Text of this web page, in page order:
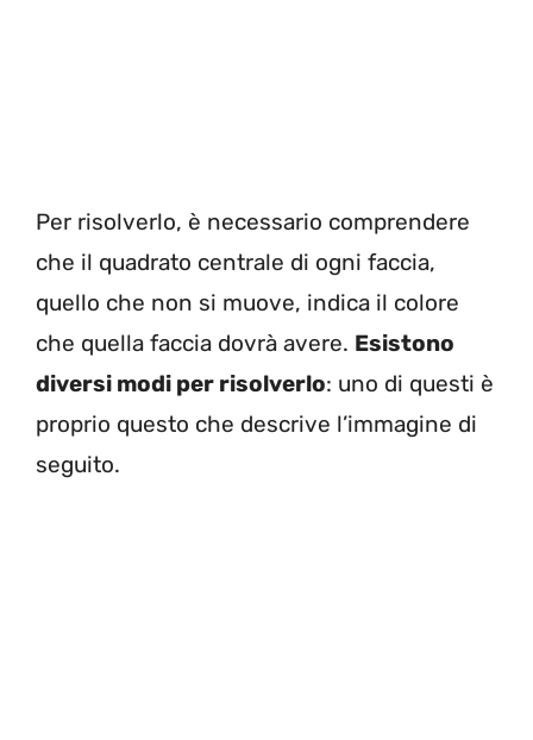
Per risolverlo, è necessario comprendere
che il quadrato centrale di ogni faccia,
quello che non si muove, indica il colore
che quella faccia dovrà avere. Esistono
diversi modi per risolverlo: uno di questi è
proprio questo che descrive l’immagine di
seguito.